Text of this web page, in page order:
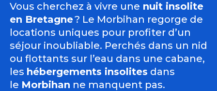
Vous cherchez à vivre une nuit insolite
en Bretagne? Le Morbihan regorge de
locations uniques pour profiter d’un
séjour inoubliable. Perchés dans un nid
ou flottants sur l’eau dans une cabane,
les hébergements insolites dans
le Morbihan ne manquent pas.